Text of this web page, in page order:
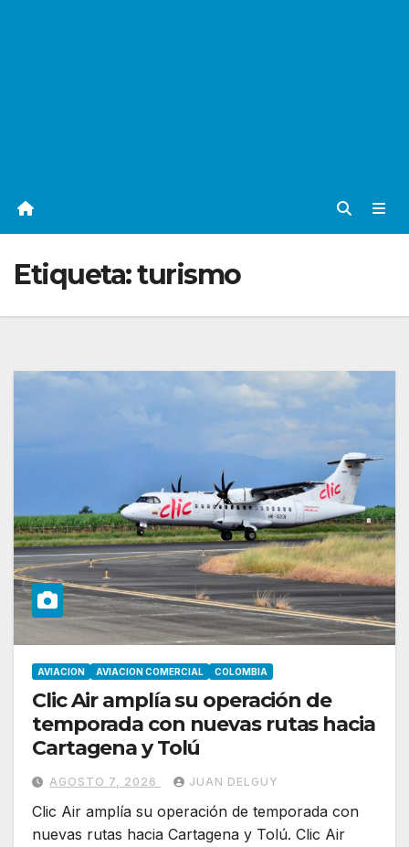
Etiqueta:turismo
AVIACION AVIACION COMERCIAL COLOMBIA
Clic Air amplía su operación de
temporada con nuevas rutas hacia
Cartagena y Tolú
AGOSTO 7, 2026 JUAN DELGUY
Clic Air amplía su operación de temporada con
nuevas rutas hacia Cartagena y Tolú. Clic Air